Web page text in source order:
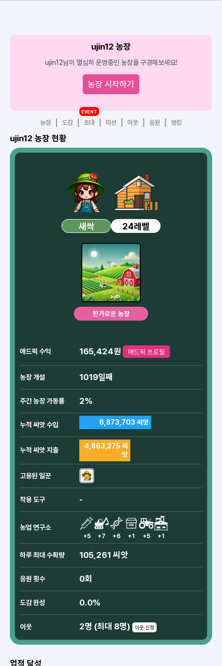
ujin12 농장
ujin12님이 열심히 운영중인 농장을 구경해보세요!
농장 시작하기
농장 도감 초대
EVENT
미션 이웃 응원 랭킹
ujin12 농장 현황
새싹 24레벨
한가로운 농장
애드픽 수익 165,424원 애드픽 프로필
농장 개설 1019일째
주간 농장 가동률 2%
누적 씨앗 수입 6,873,703 씨앗
누적 씨앗 지출
4,863,275 씨
앗
고용된 일꾼
착용 도구 -
농업 연구소
+5 +7 +6 +1 +5 +1
하루 최대 수확량 105,261 씨앗
응원 횟수 0회
도감 완성 0.0%
이웃 2명 (최대 8명) 이웃 신청
업적 달성